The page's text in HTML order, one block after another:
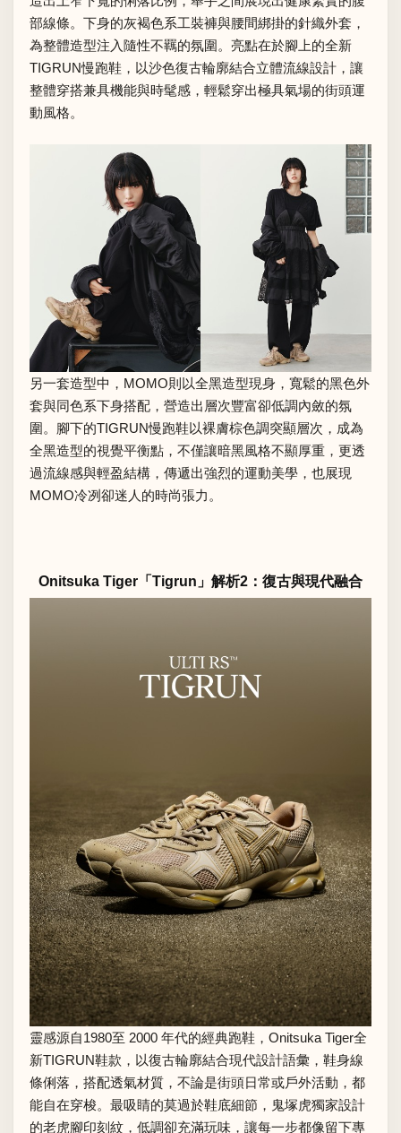
部線條。下身的灰褐色系工裝褲與腰間綁掛的針織外套，
為整體造型注入隨性不羈的氛圍。亮點在於腳上的全新
TIGRUN慢跑鞋，以沙色復古輪廓結合立體流線設計，讓
整體穿搭兼具機能與時髦感，輕鬆穿出極具氣場的街頭運
動風格。
另一套造型中，MOMO則以全黑造型現身，寬鬆的黑色外
套與同色系下身搭配，營造出層次豐富卻低調內斂的氛
圍。腳下的TIGRUN慢跑鞋以裸膚棕色調突顯層次，成為
全黑造型的視覺平衡點，不僅讓暗黑風格不顯厚重，更透
過流線感與輕盈結構，傳遞出強烈的運動美學，也展現
MOMO冷冽卻迷人的時尚張力。
Onitsuka Tiger「Tigrun」解析2：復古與現代融合
靈感源自1980至 2000 年代的經典跑鞋，Onitsuka Tiger全
新TIGRUN鞋款，以復古輪廓結合現代設計語彙，鞋身線
條俐落，搭配透氣材質，不論是街頭日常或戶外活動，都
能自在穿梭。最吸睛的莫過於鞋底細節，鬼塚虎獨家設計
的老虎腳印刻紋，低調卻充滿玩味，讓每一步都像留下專